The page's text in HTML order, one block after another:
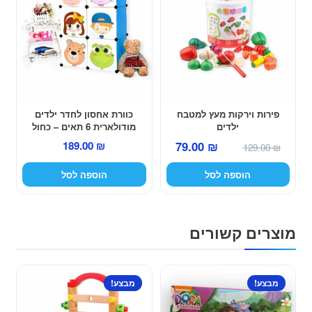
פירות וירקות מעץ למטבח
ילדים
129.00₪
המחיר
המקורי
היה:
79.00 ₪
המחיר
הנוכחי
הוא:
הוספה לסל
כוורת אחסון לחדר ילדים
מודולארית 6 תאים – כחול
189.00 ₪
הוספה לסל
מוצרים קשורים
מבצע! מבצע!